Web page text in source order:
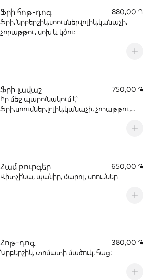
Ֆրի հոթ-դոգ
880,00 ֏
Ֆրի, նրբերշիկ,սոուսներ,լոլիկ,կանաչի,
չորաթթու, սոխ և կծու։
Ֆրի լավաշ
750,00 ֏
Իր մեջ պարունակում է՝
Ֆրի,սոուսներ,լոլիկ,կանաչի, չորաթթու,
Համ բուրգեր
650,00 ֏
Վիտչինա, պանիր, մարոլ, սոուսներ
Հոթ-դոգ
380,00 ֏
Նրբերշիկ, տոմատի մածուկ, հաց։